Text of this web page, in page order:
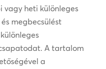
vagy heti különleges
megbecsülést
A tartalom
a